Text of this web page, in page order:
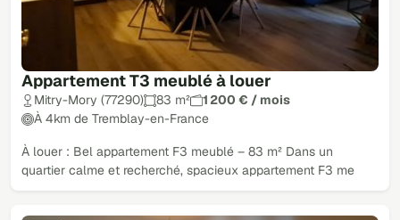
Appartement T3 meublé à louer
Mitry-Mory (77290) 83 m²
1 200 € / mois
À 4km de Tremblay-en-France
À louer : Bel appartement F3 meublé – 83 m² Dans un
quartier calme et recherché, spacieux appartement F3 me